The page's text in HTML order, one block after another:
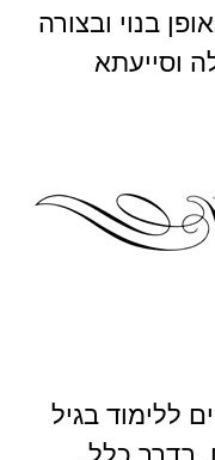
בנוי ובצורה
וסייעתא
ללימוד בגיל